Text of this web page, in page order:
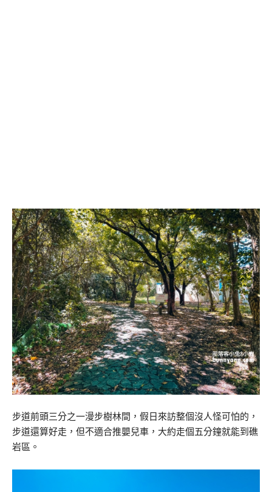
步道前頭三分之一漫步樹林間，假日來訪整個沒人怪可怕的，
步道還算好走，但不適合推嬰兒車，大約走個五分鐘就能到礁
岩區。